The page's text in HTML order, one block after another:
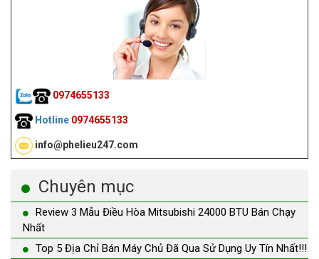
0974655133
Hotline 0974655133
info@phelieu247.com
Chuyên mục
Review 3 Mẫu Điều Hòa Mitsubishi 24000 BTU Bán Chạy
Nhất
Top 5 Địa Chỉ Bán Máy Chủ Đã Qua Sử Dụng Uy Tín Nhất!!!